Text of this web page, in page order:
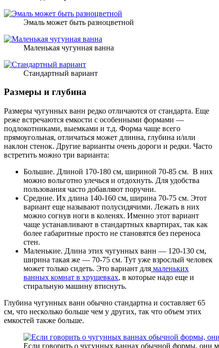
Эмаль может быть разноцветной
Маленькая чугунная ванна
Стандартный вариант
Размеры и глубина
Размеры чугунных ванн редко отличаются от стандарта. Еще
реже встречаются емкости с особенными формами —
подлокотниками, выемками и т.д. Форма чаще всего
прямоугольная, отличаться может длинна, глубина и/или
наклон стенок. Другие варианты очень дороги и редки. Часто
встретить можно три варианта:
Большие. Длиной 170-180 см, шириной 70-85 см. В них
можно вольготно улечься и отдохнуть. Для удобства
пользования часто добавляют поручни.
Средние. Их длина 140-160 см, ширина 70-75 см. Этот
вариант еще называют полусидячими. Лежать в них
можно согнув ноги в коленях. Именно этот вариант
чаще устанавливают в стандартных квартирах, так как
более габаритные просто не становятся без переноса
стен.
Маленькие. Длина этих чугунных ванн — 120-130 см,
ширина такая же — 70-75 см. Тут уже взрослый человек
может только сидеть. Это вариант для маленьких
ванных комнат в хрущевках, в которые надо еще и
стиральную машину втиснуть.
Глубина чугунных ванн обычно стандартна и составляет 65
см, что несколько больше чем у других, так что объем этих
емкостей также больше.
Если говорить о чугунных ваннах обычной формы, они